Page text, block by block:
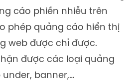
cáo phiền nhiễu trên
phép quảng cáo hiển thị
web được chỉ được.
được các loại quảng
banner,…